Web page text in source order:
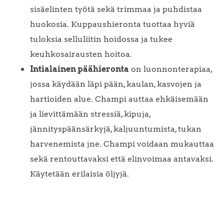
sisäelinten työtä sekä trimmaa ja puhdistaa
huokosia. Kuppaushieronta tuottaa hyviä
tuloksia selluliitin hoidossa ja tukee
keuhkosairausten hoitoa.
Intialainen päähieronta on luonnonterapiaa,
jossa käydään läpi pään, kaulan, kasvojen ja
hartioiden alue. Champi auttaa ehkäisemään
ja lievittämään stressiä, kipuja,
jännityspäänsärkyjä, kaljuuntumista, tukan
harvenemista jne. Champi voidaan mukauttaa
sekä rentouttavaksi että elinvoimaa antavaksi.
Käytetään erilaisia öljyjä.